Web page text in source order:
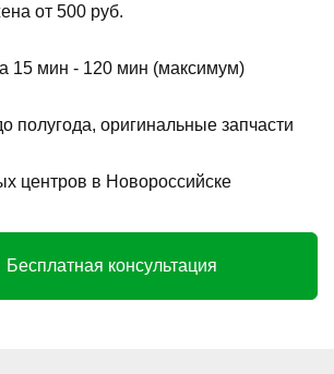
от 500 руб.
15 мин - 120 мин (максимум)
полугода, оригинальные запчасти
центров в Новороссийске
Бесплатная консультация